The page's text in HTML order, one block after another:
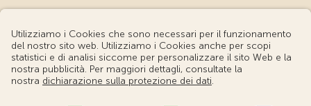
© Touring Club Svizzero